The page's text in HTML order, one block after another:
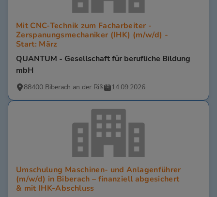
Mit CNC-Technik zum Facharbeiter -
Zerspanungsmechaniker (IHK) (m/w/d) -
Start: März
QUANTUM - Gesellschaft für berufliche Bildung
mbH
88400 Biberach an der Riß 14.09.2026
Umschulung Maschinen- und Anlagenführer
(m/w/d) in Biberach – finanziell abgesichert
& mit IHK-Abschluss